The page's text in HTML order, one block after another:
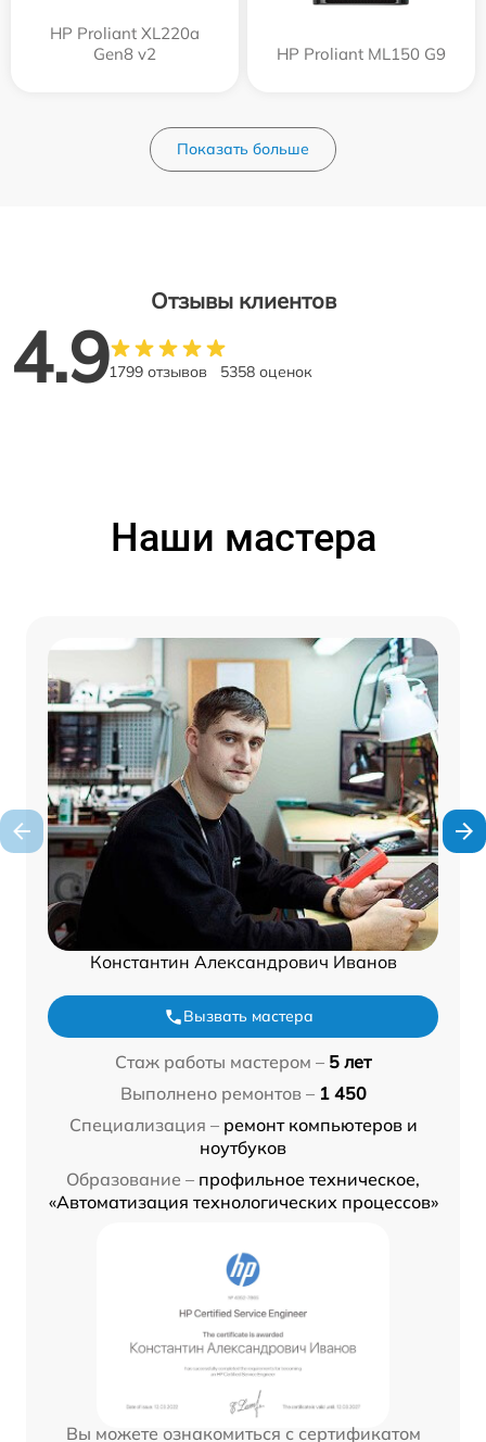
HP Proliant XL220a
Gen8 v2
HP Proliant ML150 G9
Показать больше
Отзывы клиентов
4.91799 отзывов 5358 оценок
Наши мастера
Константин Александрович Иванов
Вызвать мастера
Стаж работы мастером – 5 лет
Выполнено ремонтов – 1 450
Специализация – ремонт компьютеров и
ноутбуков
Образование – профильное техническое,
«Автоматизация технологических процессов»
Вы можете ознакомиться с сертификатом